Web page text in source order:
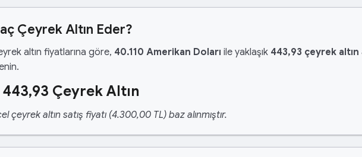
Çeyrek Altın Eder?
altın fiyatlarına göre, 40.110 Amerikan Doları ile yaklaşık 443,93 çeyrek altın
443,93 Çeyrek Altın
çeyrek altın satış fiyatı (4.300,00 TL) baz alınmıştır.